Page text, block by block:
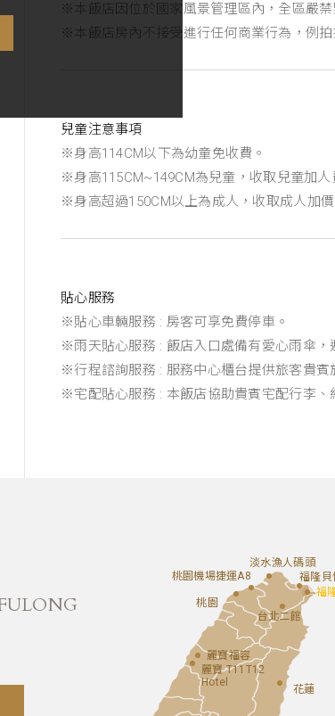
※本飯店因位於國家風景管理區內，全區嚴
※本飯店房內不接受進行任何商業行為，例
兒童注意事項
※身高114CM以下為幼童免收費。
※身高115CM~149CM為兒童，收取兒童加人
※身高超過150CM以上為成人，收取成人加價
貼心服務
※貼心車輛服務 : 房客可享免費停車。
※雨天貼心服務 : 飯店入口處備有愛心雨傘，
※行程諮詢服務 : 服務中心櫃台提供旅客貴賓
※宅配貼心服務 : 本飯店協助貴賓宅配行李、
淡水漁人碼頭
麗寶福容
麗寶 T11T12
Hotel
花蓮
福
台北二館
桃園機場捷運A8
桃園
福隆貝